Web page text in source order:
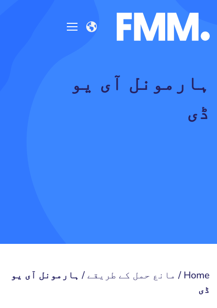
ہارمونل آی یو
ڈی
Home
/ مانع حمل کے طریقے / ہارمونل آی یو
ڈی